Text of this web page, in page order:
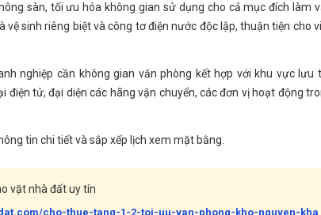
sàn, tối ưu hóa không gian sử dụng cho cả mục đích làm
sinh riêng biệt và công tơ điện nước độc lập, thuận tiện cho
nghiệp cần không gian văn phòng kết hợp với khu vực lưu
điện tử, đại diện các hãng vận chuyển, các đơn vị hoạt động
tin chi tiết và sắp xếp lịch xem mặt bằng.
vặt nhà đất uy tín
cho-thue-tang-1-2-toi-uu-van-phong-kho-nguyen-kha